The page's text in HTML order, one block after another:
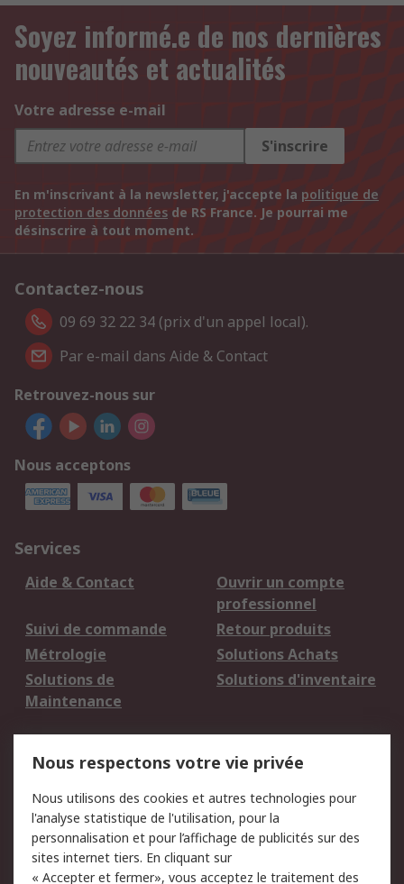
Soyez informé.e de nos dernières
nouveautés et actualités
Votre adresse e-mail
S'inscrire
En m'inscrivant à la newsletter, j'accepte la politique de
protection des données de RS France. Je pourrai me
désinscrire à tout moment.
Contactez-nous
09 69 32 22 34 (prix d'un appel local).
Par e-mail dans Aide & Contact
Retrouvez-nous sur
Nous acceptons
Services
Aide & Contact
Ouvrir un compte
professionnel
Suivi de commande
Retour produits
Métrologie
Solutions Achats
Solutions de
Maintenance
Solutions d'inventaire
du site
Politique de protection
des données - Mise à
jour
Sécurité des E-mails
Nous respectons votre vie privée
Nous utilisons des cookies et autres technologies pour
l'analyse statistique de l'utilisation, pour la
personnalisation et pour l’affichage de publicités sur des
sites internet tiers. En cliquant sur
« Accepter et fermer», vous acceptez le traitement des